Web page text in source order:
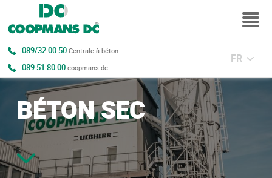
089/32 00 50Centrale à béton
089 51 80 00coopmans dc
FR
BÉTON SEC